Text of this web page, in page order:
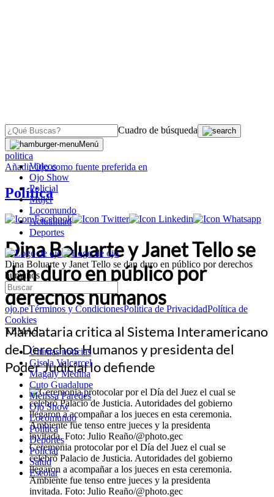
Cuadro de búsqueda
Menú
Videos
Ojo Show
Policial
Mujer
Locomundo
Actualidad
Deportes
Dina Boluarte y Janet Tello se dan duro en público por derechos
humanos
ojo.peTérminos y CondicionesPolítica de PrivacidadPolítica de
Cookies
TEMAS:
Últimas noticias
Gisela Valcarcel
Magaly Medina
Cuto Guadalupe
Melissa Paredes
Ojo Show
Locomundo
Política
Deportes
Policial
Salud
Escolar
OJO
politica
AñadirOjocomo fuente preferida en
Política
Dina Boluarte y Janet Tello se
dan duro en público por
derechos humanos
Mandataria critica al Sistema Interamericano
de Derechos Humanos y presidenta del
Poder Judicial lo defiende
Ceremonia protocolar por el Día del Juez el cual se
celebró Palacio de Justicia. Autoridades del gobierno
llegaron a acompañar a los jueces en esta ceremonia.
Ambiente fue tenso entre jueces y la presidenta
invitada. Foto: Julio Reaño/@photo.gec